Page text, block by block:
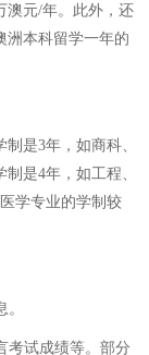
澳元/年。此外，还
洲本科留学一年的
是3年，如商科、
是4年，如工程、
学专业的学制较
考试成绩等。部分